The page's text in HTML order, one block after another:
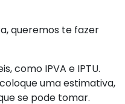
queremos te fazer
como IPVA e IPTU.
uma estimativa,
se pode tomar.